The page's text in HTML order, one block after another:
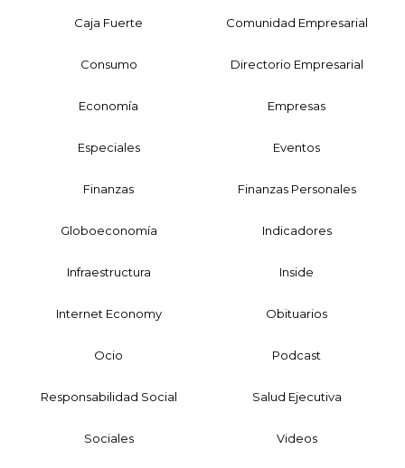
Caja Fuerte Comunidad Empresarial
Consumo Directorio Empresarial
Economía Empresas
Especiales Eventos
Finanzas Finanzas Personales
Globoeconomía Indicadores
Infraestructura Inside
Internet Economy Obituarios
Ocio Podcast
Responsabilidad Social Salud Ejecutiva
Sociales Videos